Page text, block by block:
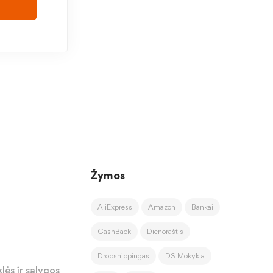
ir sąlygos
Žymos
AliExpress Amazon Bankai
CashBack Dienoraštis
Dropshippingas DS Mokykla